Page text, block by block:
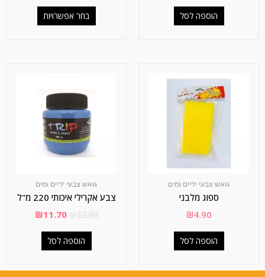
הוספה לסל בחר אפשרויות
גואש צבעי ידיים ומים
צבע אקרילי איכותי 220 מ"ל
₪11.70
הוספה לסל
גואש צבעי ידיים ומים
ספוג מלבני
₪4.90
הוספה לסל